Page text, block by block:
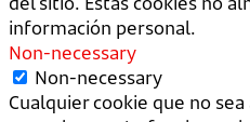
información personal.
Non-necessary
Non-necessary
Cualquier cookie que no